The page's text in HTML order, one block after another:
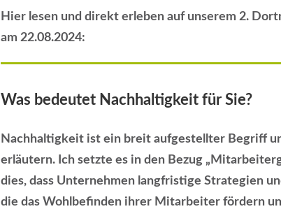
Hier lesen und direkt erleben auf unserem 2.
am 22.08.2024:
Was bedeutet Nachhaltigkeit für Sie?
Nachhaltigkeit ist ein breit aufgestellter Begriff
erläutern. Ich setzte es in den Bezug
dies, dass Unternehmen langfristige Strategien
die das Wohlbefinden ihrer Mitarbeiter fördern